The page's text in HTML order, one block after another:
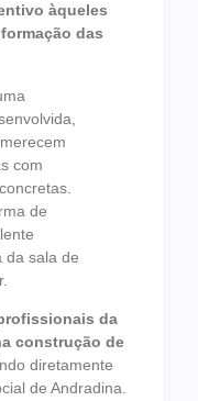
àqueles
das
com
de
da sala de
da
construção de
diretamente
de Andradina.